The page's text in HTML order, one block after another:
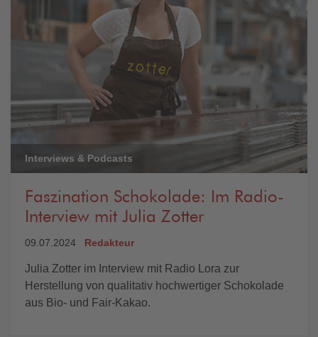
Interviews & Podcasts
Faszination Schokolade: Im Radio-
Interview mit Julia Zotter
09.07.2024 Redakteur
Julia Zotter im Interview mit Radio Lora zur
Herstellung von qualitativ hochwertiger Schokolade
aus Bio- und Fair-Kakao.